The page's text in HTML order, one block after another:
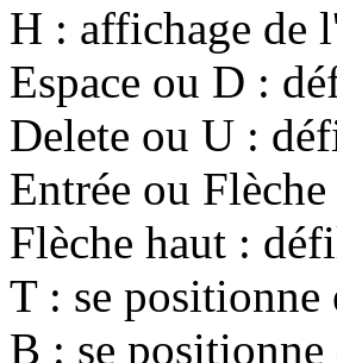
H : affichage de
Espace ou D :
Delete ou U :
Entrée ou
Flèche haut :
T : se positionne
B : se positionne